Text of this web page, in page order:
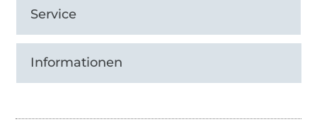
Service
Informationen